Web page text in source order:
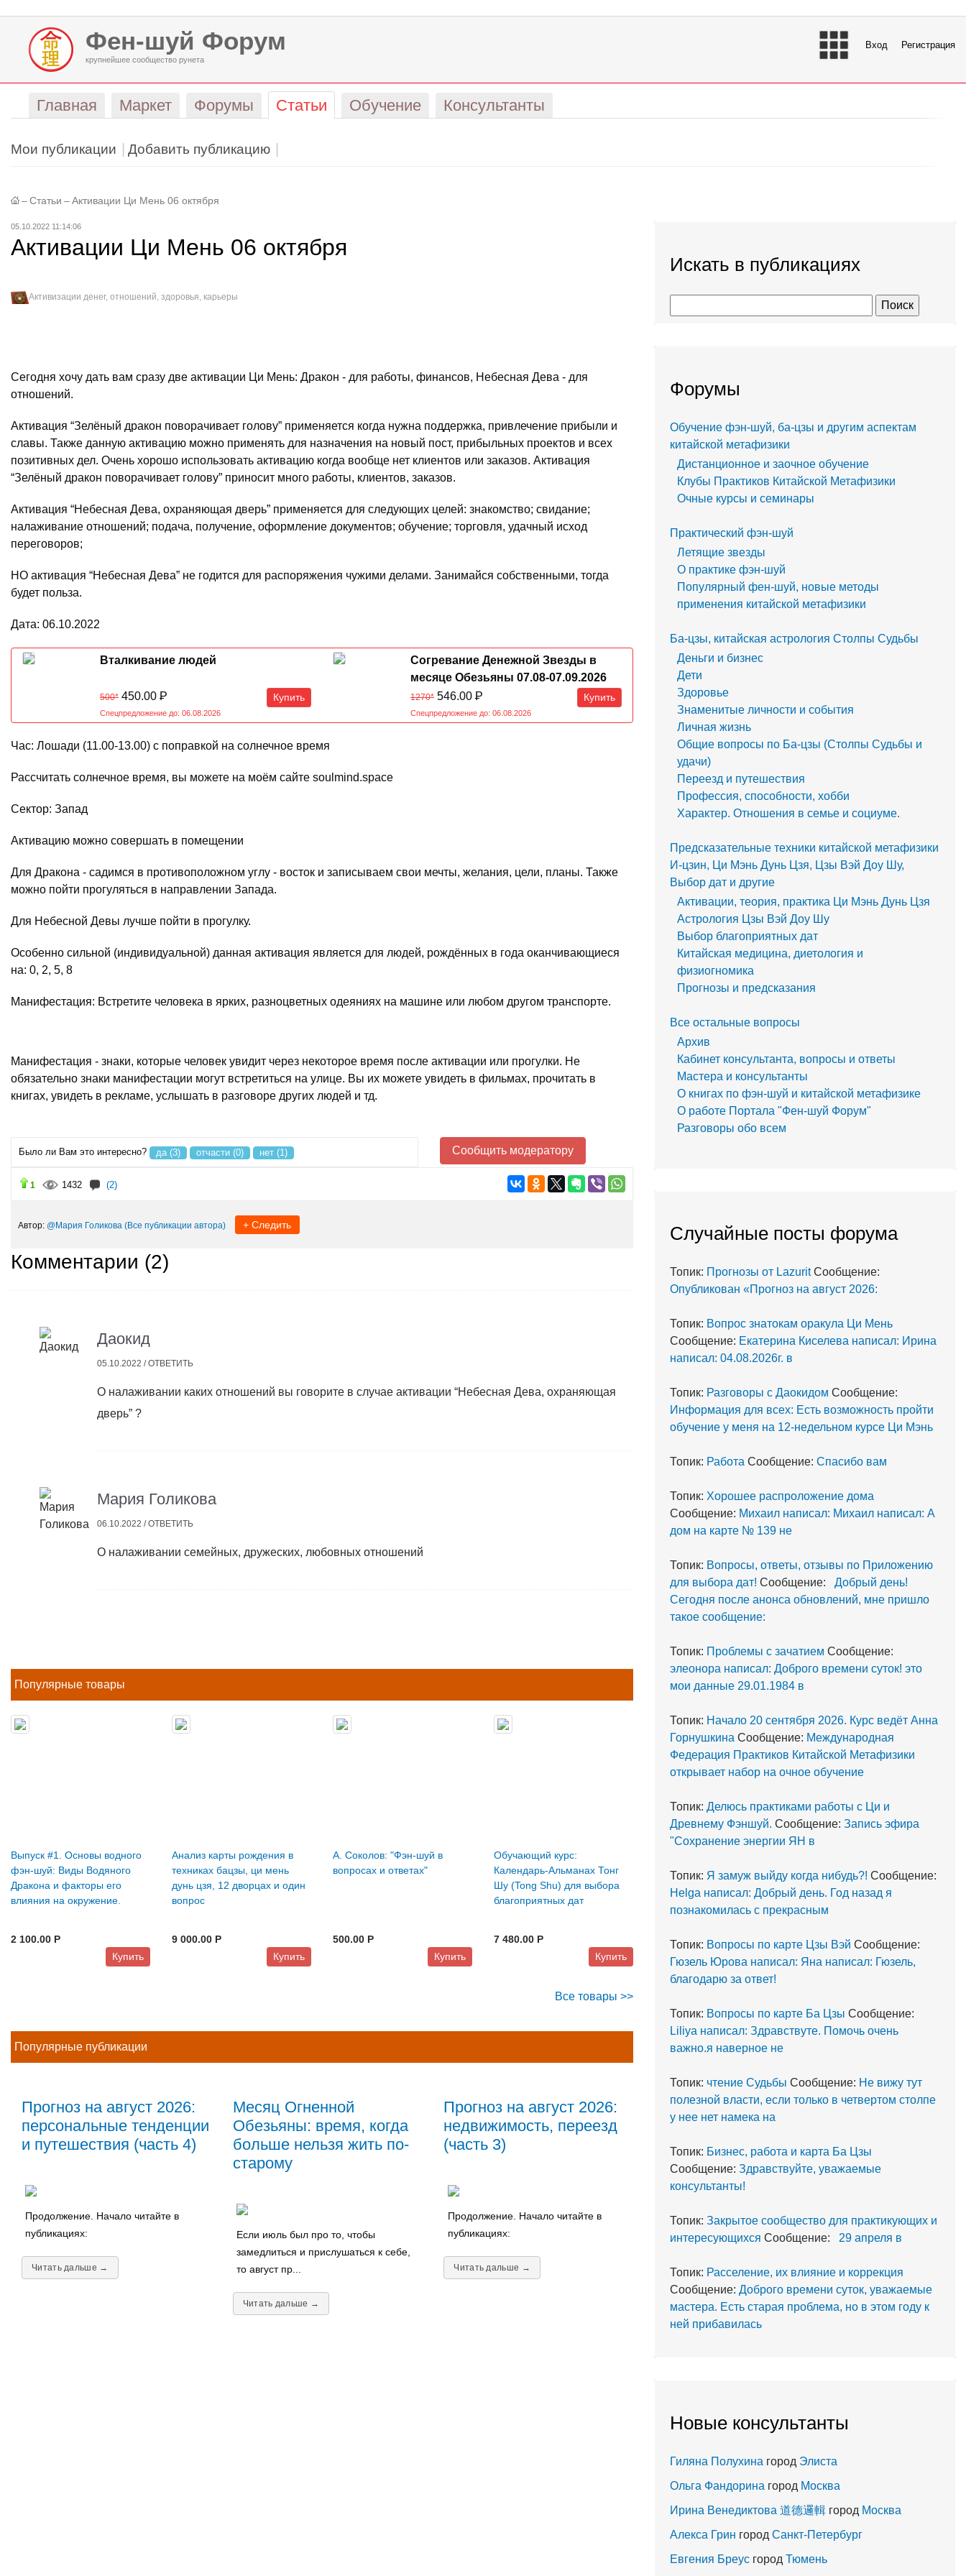
Фен-шуй Форум
крупнейшее сообщество рунета
Вход Регистрация
Главная Маркет Форумы Статьи Обучение Консультанты
Мои публикации Добавить публикацию
– Статьи – Активации Ци Мень 06 октября
05.10.2022 11:14:06
Активации Ци Мень 06 октября
Активизации денег, отношений, здоровья, карьеры
Сегодня хочу дать вам сразу две активации Ци Мень: Дракон - для работы, финансов, Небесная Дева - для
отношений.
Активация “Зелёный дракон поворачивает голову” применяется когда нужна поддержка, привлечение прибыли и
славы. Также данную активацию можно применять для назначения на новый пост, прибыльных проектов и всех
позитивных дел. Очень хорошо использовать активацию когда вообще нет клиентов или заказов. Активация
“Зелёный дракон поворачивает голову” приносит много работы, клиентов, заказов.
Активация “Небесная Дева, охраняющая дверь” применяется для следующих целей: знакомство; свидание;
налаживание отношений; подача, получение, оформление документов; обучение; торговля, удачный исход
переговоров;
НО активация “Небесная Дева” не годится для распоряжения чужими делами. Занимайся собственными, тогда
будет польза.
Дата: 06.10.2022
Вталкивание людей
500* 450.00 Р Купить
Спецпредложение до: 06.08.2026
Согревание Денежной Звезды в
месяце Обезьяны 07.08-07.09.2026
1270* 546.00 Р Купить
Спецпредложение до: 06.08.2026
Час: Лошади (11.00-13.00) с поправкой на солнечное время
Рассчитать солнечное время, вы можете на моём сайте soulmind.space
Сектор: Запад
Активацию можно совершать в помещении
Для Дракона - садимся в противоположном углу - восток и записываем свои мечты, желания, цели, планы. Также
можно пойти прогуляться в направлении Запада.
Для Небесной Девы лучше пойти в прогулку.
Особенно сильной (индивидуальной) данная активация является для людей, рождённых в года оканчивающиеся
на: 0, 2, 5, 8
Манифестация: Встретите человека в ярких, разноцветных одеяниях на машине или любом другом транспорте.
Манифестация - знаки, которые человек увидит через некоторое время после активации или прогулки. Не
обязательно знаки манифестации могут встретиться на улице. Вы их можете увидеть в фильмах, прочитать в
книгах, увидеть в рекламе, услышать в разговоре других людей и тд.
Было ли Вам это интересно? да (3) отчасти (0) нет (1) Сообщить модератору
1 1432 (2)
Автор: @Мария Голикова (Все публикации автора) + Следить
Комментарии (2)
Даокид
05.10.2022 /ОТВЕТИТЬ
О налаживании каких отношений вы говорите в случае активации “Небесная Дева, охраняющая
дверь” ?
Мария Голикова
06.10.2022 /ОТВЕТИТЬ
О налаживании семейных, дружеских, любовных отношений
Популярные товары
Выпуск #1. Основы водного
фэн-шуй: Виды Водяного
Дракона и факторы его
влияния на окружение.
2 100.00 P
Купить
Анализ карты рождения в
техниках бацзы, ци мень
дунь цзя, 12 дворцах и один
вопрос
9 000.00 P
Купить
А. Соколов: "Фэн-шуй в
вопросах и ответах"
500.00 P
Купить
Обучающий курс:
Календарь-Альманах Тонг
Шу (Tong Shu) для выбора
благоприятных дат
7 480.00 P
Купить
Все товары >>
Популярные публикации
Прогноз на август 2026:
персональные тенденции
и путешествия (часть 4)
Продолжение. Начало читайте в
публикациях:
Читать дальше →
Месяц Огненной
Обезьяны: время, когда
больше нельзя жить по-
старому
Если июль был про то, чтобы
замедлиться и прислушаться к себе,
то август пр...
Читать дальше →
Прогноз на август 2026:
недвижимость, переезд
(часть 3)
Продолжение. Начало читайте в
публикациях:
Читать дальше →
Искать в публикациях
Форумы
Обучение фэн-шуй, ба-цзы и другим аспектам
китайской метафизики
Дистанционное и заочное обучение
Клубы Практиков Китайской Метафизики
Очные курсы и семинары
Практический фэн-шуй
Летящие звезды
О практике фэн-шуй
Популярный фен-шуй, новые методы
применения китайской метафизики
Ба-цзы, китайская астрология Столпы Судьбы
Деньги и бизнес
Дети
Здоровье
Знаменитые личности и события
Личная жизнь
Общие вопросы по Ба-цзы (Столпы Судьбы и
удачи)
Переезд и путешествия
Профессия, способности, хобби
Характер. Отношения в семье и социуме.
Предсказательные техники китайской метафизики
И-цзин, Ци Мэнь Дунь Цзя, Цзы Вэй Доу Шу,
Выбор дат и другие
Активации, теория, практика Ци Мэнь Дунь Цзя
Астрология Цзы Вэй Доу Шу
Выбор благоприятных дат
Китайская медицина, диетология и
физиогномика
Прогнозы и предсказания
Все остальные вопросы
Архив
Кабинет консультанта, вопросы и ответы
Мастера и консультанты
О книгах по фэн-шуй и китайской метафизике
О работе Портала "Фен-шуй Форум"
Разговоры обо всем
Случайные посты форума
Топик: Прогнозы от LazuritСообщение:
Опубликован «Прогноз на август 2026:
Топик: Вопрос знатокам оракула Ци Мень
Сообщение: Екатерина Киселева написал: Ирина
написал: 04.08.2026г. в
Топик: Разговоры с Даокидом Сообщение:
Информация для всех: Есть возможность пройти
обучение у меня на 12-недельном курсе Ци Мэнь
Топик: Работа Сообщение: Спасибо вам
Топик: Хорошее распроложение дома
Сообщение: Михаил написал: Михаил написал: А
дом на карте № 139 не
Топик: Вопросы, ответы, отзывы по Приложению
для выбора дат! Сообщение:
Добрый день!
Сегодня после анонса обновлений, мне пришло
такое сообщение:
Топик: Проблемы с зачатием Сообщение:
элеонора написал: Доброго времени суток! это
мои данные 29.01.1984 в
Топик: Начало 20 сентября 2026. Курс ведёт Анна
Горнушкина Сообщение: Международная
Федерация Практиков Китайской Метафизики
открывает набор на очное обучение
Топик: Делюсь практиками работы с Ци и
Древнему Фэншуй. Сообщение: Запись эфира
"Сохранение энергии ЯН в
Топик: Я замуж выйду когда нибудь?! Сообщение:
Helga написал: Добрый день. Год назад я
познакомилась с прекрасным
Топик: Вопросы по карте Цзы Вэй Сообщение:
Гюзель Юрова написал: Яна написал: Гюзель,
благодарю за ответ!
Топик: Вопросы по карте Ба Цзы Сообщение:
Liliya написал: Здравствуте. Помочь очень
важно.я наверное не
Топик: чтение Судьбы Сообщение: Не вижу тут
полезной власти, если только в четвертом столпе
у нее нет намека на
Топик: Бизнес, работа и карта Ба Цзы
Сообщение: Здравствуйте, уважаемые
консультанты!
Топик: Закрытое сообщество для практикующих и
интересующихся Сообщение: 29 апреля в
Топик: Расселение, их влияние и коррекция
Сообщение: Доброго времени суток, уважаемые
мастера. Есть старая проблема, но в этом году к
ней прибавилась
Новые консультанты
Гиляна Полухина город Элиста
Ольга Фандорина город Москва
Ирина Венедиктова 道德邏輯 город Москва
Алекса Грин город Санкт-Петербург
Евгения Бреус город Тюмень